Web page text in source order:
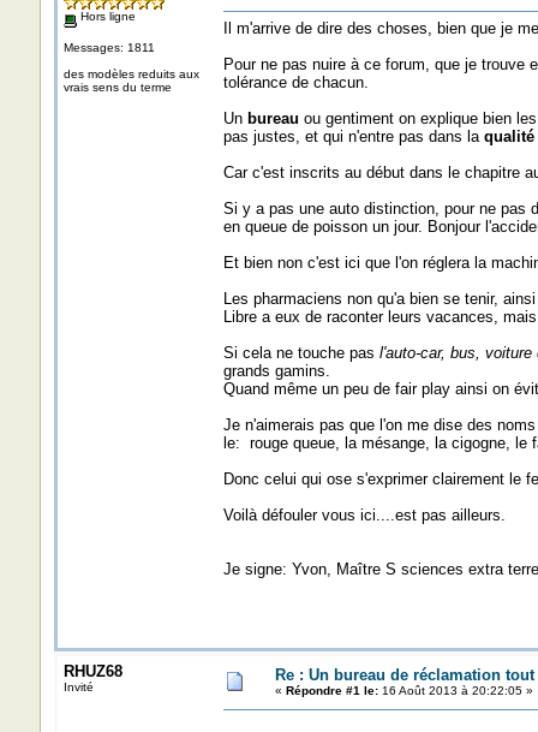
Hors ligne
Messages: 1811
des modèles reduits aux
vrais sens du terme
Il m'arrive de dire des choses, bien que je
Pour ne pas nuire à ce forum, que je
tolérance de chacun.
Un bureau ou gentiment on explique bien
pas justes, et qui n'entre pas dans la qualité
Car c'est inscrits au début dans le chapitre
Si y a pas une auto distinction, pour ne
en queue de poisson un jour. Bonjour
Et bien non c'est ici que l'on réglera la
Les pharmaciens non qu'a bien se tenir,
Libre a eux de raconter leurs vacances,
Si cela ne touche pas l'auto-car, bus,
grands gamins.
Quand même un peu de fair play ainsi on
Je n'aimerais pas que l'on me dise des
le: rouge queue, la mésange, la cigogne, le
Donc celui qui ose s'exprimer clairement le
Voilà défouler vous ici....est pas ailleurs.
Je signe: Yvon, Maître S sciences extra
RHUZ68
Invité
Re : Un bureau de réclamation
« Répondre #1 le:16 Août 2013 à 20:22:05 »